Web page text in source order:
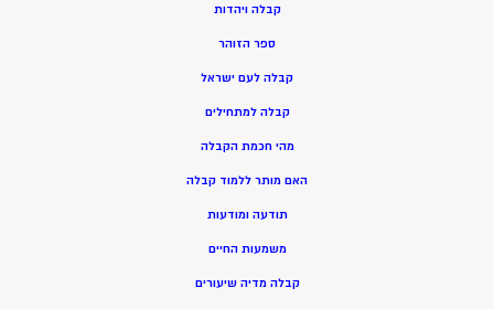
קבלה ויהדות
ספר הזוהר
קבלה לעם ישראל
קבלה למתחילים
מהי חכמת הקבלה
האם מותר ללמוד קבלה
תודעה ומודעות
משמעות החיים
קבלה מדיה שיעורים